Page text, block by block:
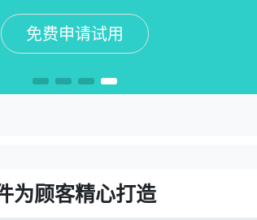
免费申请试用
免费申请试用
免费申请试用
免费申请试用
为顾客精心打造